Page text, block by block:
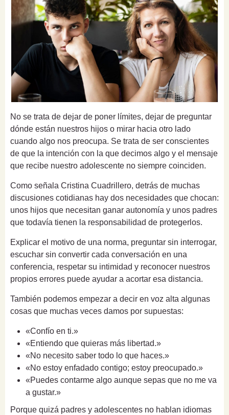
No se trata de dejar de poner límites, dejar de preguntar
dónde están nuestros hijos o mirar hacia otro lado
cuando algo nos preocupa. Se trata de ser conscientes
de que la intención con la que decimos algo y el mensaje
que recibe nuestro adolescente no siempre coinciden.
Como señala Cristina Cuadrillero, detrás de muchas
discusiones cotidianas hay dos necesidades que chocan:
unos hijos que necesitan ganar autonomía y unos padres
que todavía tienen la responsabilidad de protegerlos.
Explicar el motivo de una norma, preguntar sin interrogar,
escuchar sin convertir cada conversación en una
conferencia, respetar su intimidad y reconocer nuestros
propios errores puede ayudar a acortar esa distancia.
También podemos empezar a decir en voz alta algunas
cosas que muchas veces damos por supuestas:
«Confío en ti.»
«Entiendo que quieras más libertad.»
«No necesito saber todo lo que haces.»
«No estoy enfadado contigo; estoy preocupado.»
«Puedes contarme algo aunque sepas que no me va
a gustar.»
Porque quizá padres y adolescentes no hablan idiomas